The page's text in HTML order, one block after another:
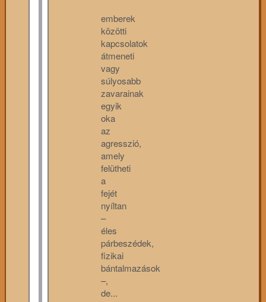
emberek
közötti
kapcsolatok
átmeneti
vagy
súlyosabb
zavarainak
egyik
oka
az
agresszió,
amely
felütheti
a
fejét
nyíltan
–
éles
párbeszédek,
fizikai
bántalmazások
–,
de...